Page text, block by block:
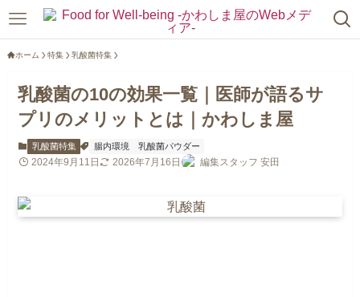
ホーム 特集 乳酸菌特集
乳酸菌の10の効果一覧｜医師が語るサ
プリのメリットとは｜かわしま屋
乳酸菌特集 腸内環境 乳酸菌パウダー
2024年9月11日 2026年7月16日 編集スタッフ 安田